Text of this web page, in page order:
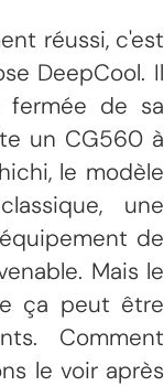
réussi, c'est
DeepCool. Il
fermée de sa
un CG560 à
le modèle
une
de
Mais le
ça peut être
Comment
le voir après